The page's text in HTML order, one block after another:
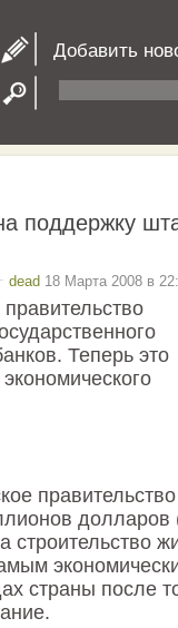
Добавить
поддержку
dead 18 Марта 2008 в
Теперь это
правительство
долларов
строительство
страны после